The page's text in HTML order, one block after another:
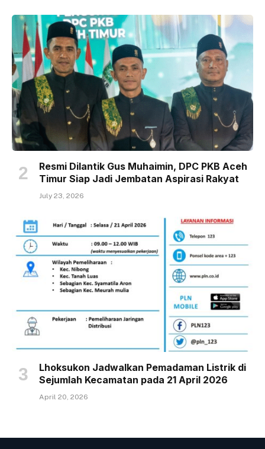
Resmi Dilantik Gus Muhaimin, DPC PKB Aceh
Timur Siap Jadi Jembatan Aspirasi Rakyat
July 23, 2026
Lhoksukon Jadwalkan Pemadaman Listrik di
Sejumlah Kecamatan pada 21 April 2026
April 20, 2026